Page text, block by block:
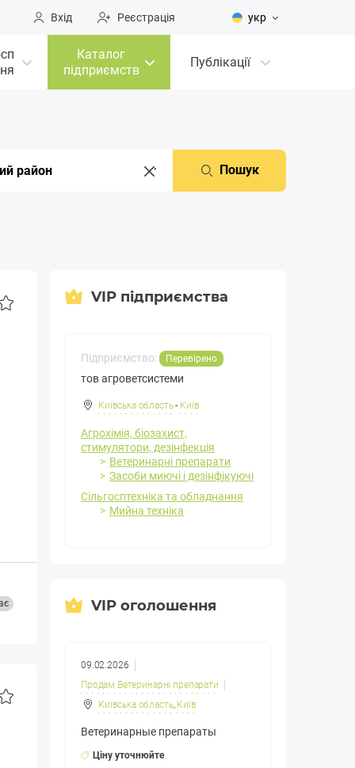
Вхід Реєстрація укр
Каталог
підприємств
Публікації
Пошук
VIP підприємства
Підприємство: Перевірено
тов агроветсистеми
Київська область- Київ
Агрохімія, біозахист,
стимулятори, дезінфекція
Ветеринарні препарати
Засоби миючі і дезінфікуючі
Сільгосптехніка та обладнання
Мийна техніка
VIP оголошення
09.02.2026
Продам Ветеринарні препарати
Київська область, Київ
Ветеринарные препараты
Ціну уточнюйте